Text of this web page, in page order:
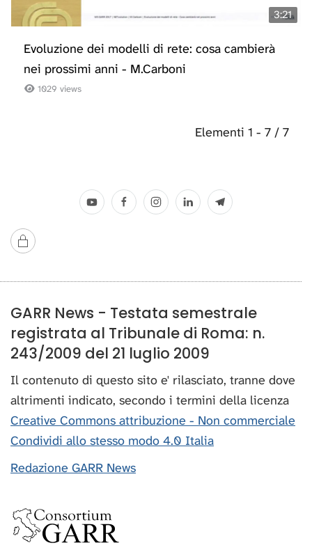
3:21
Evoluzione dei modelli di rete: cosa cambierà
nei prossimi anni - M.Carboni
1029 views
Elementi 1 - 7 / 7
GARR News - Testata semestrale
registrata al Tribunale di Roma: n.
243/2009 del 21 luglio 2009
Il contenuto di questo sito e' rilasciato, tranne dove
altrimenti indicato, secondo i termini della licenza
Creative Commons attribuzione - Non commerciale
Condividi allo stesso modo 4.0 Italia
Redazione GARR News